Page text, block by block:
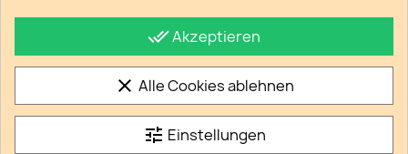
Innendurchmesser: 60mm
Vielseitig einsetzbar: Perfekt für den
Esstisch, zum Basteln oder Dekorieren
Nachhaltig und gefertigt in der EU
Schützen Sie Ihre Getränke stilvoll mit dieser
hochwertigen Krugabdeckung aus
unbehandeltem Buchenholz. Mit einem
done_allAkzeptieren
clear Alle Cookies ablehnen
tune Einstellungen